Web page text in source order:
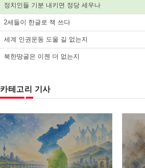
정치인들 기분 내키면 정당 세우나
2세들이 한글로 책 쓰다
세계 인권운동 도울 길 없는지
북한땅굴은 이젠 더 없는지
카테고리 기사